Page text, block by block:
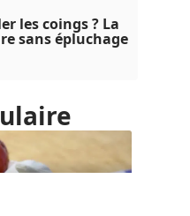
les coings ? La
sans épluchage